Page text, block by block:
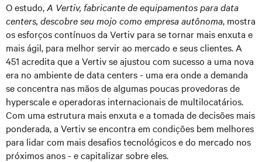
O estudo,A Vertiv, fabricante de equipamentos para data
centers, descobre seu mojo como empresa autônoma, mostra
os esforços contínuos da Vertiv para se tornar mais enxuta e
mais ágil, para melhor servir ao mercado e seus clientes. A
451 acredita que a Vertiv se ajustou com sucesso a uma nova
era no ambiente de data centers - uma era onde a demanda
se concentra nas mãos de algumas poucas provedoras de
hyperscale e operadoras internacionais de multilocatários.
Com uma estrutura mais enxuta e a tomada de decisões mais
ponderada, a Vertiv se encontra em condições bem melhores
para lidar com mais desafios tecnológicos e do mercado nos
próximos anos - e capitalizar sobre eles.